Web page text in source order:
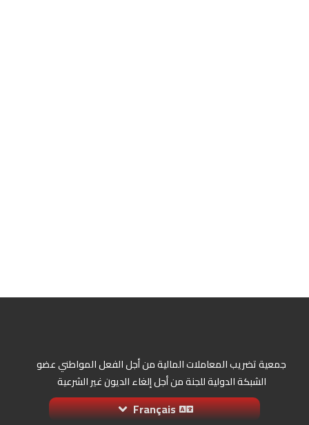
جمعية تضريب المعاملات المالية من أجل الفعل المواطني عضو
الشبكة الدولية للجنة من أجل إلغاء الديون غير الشرعية
Français